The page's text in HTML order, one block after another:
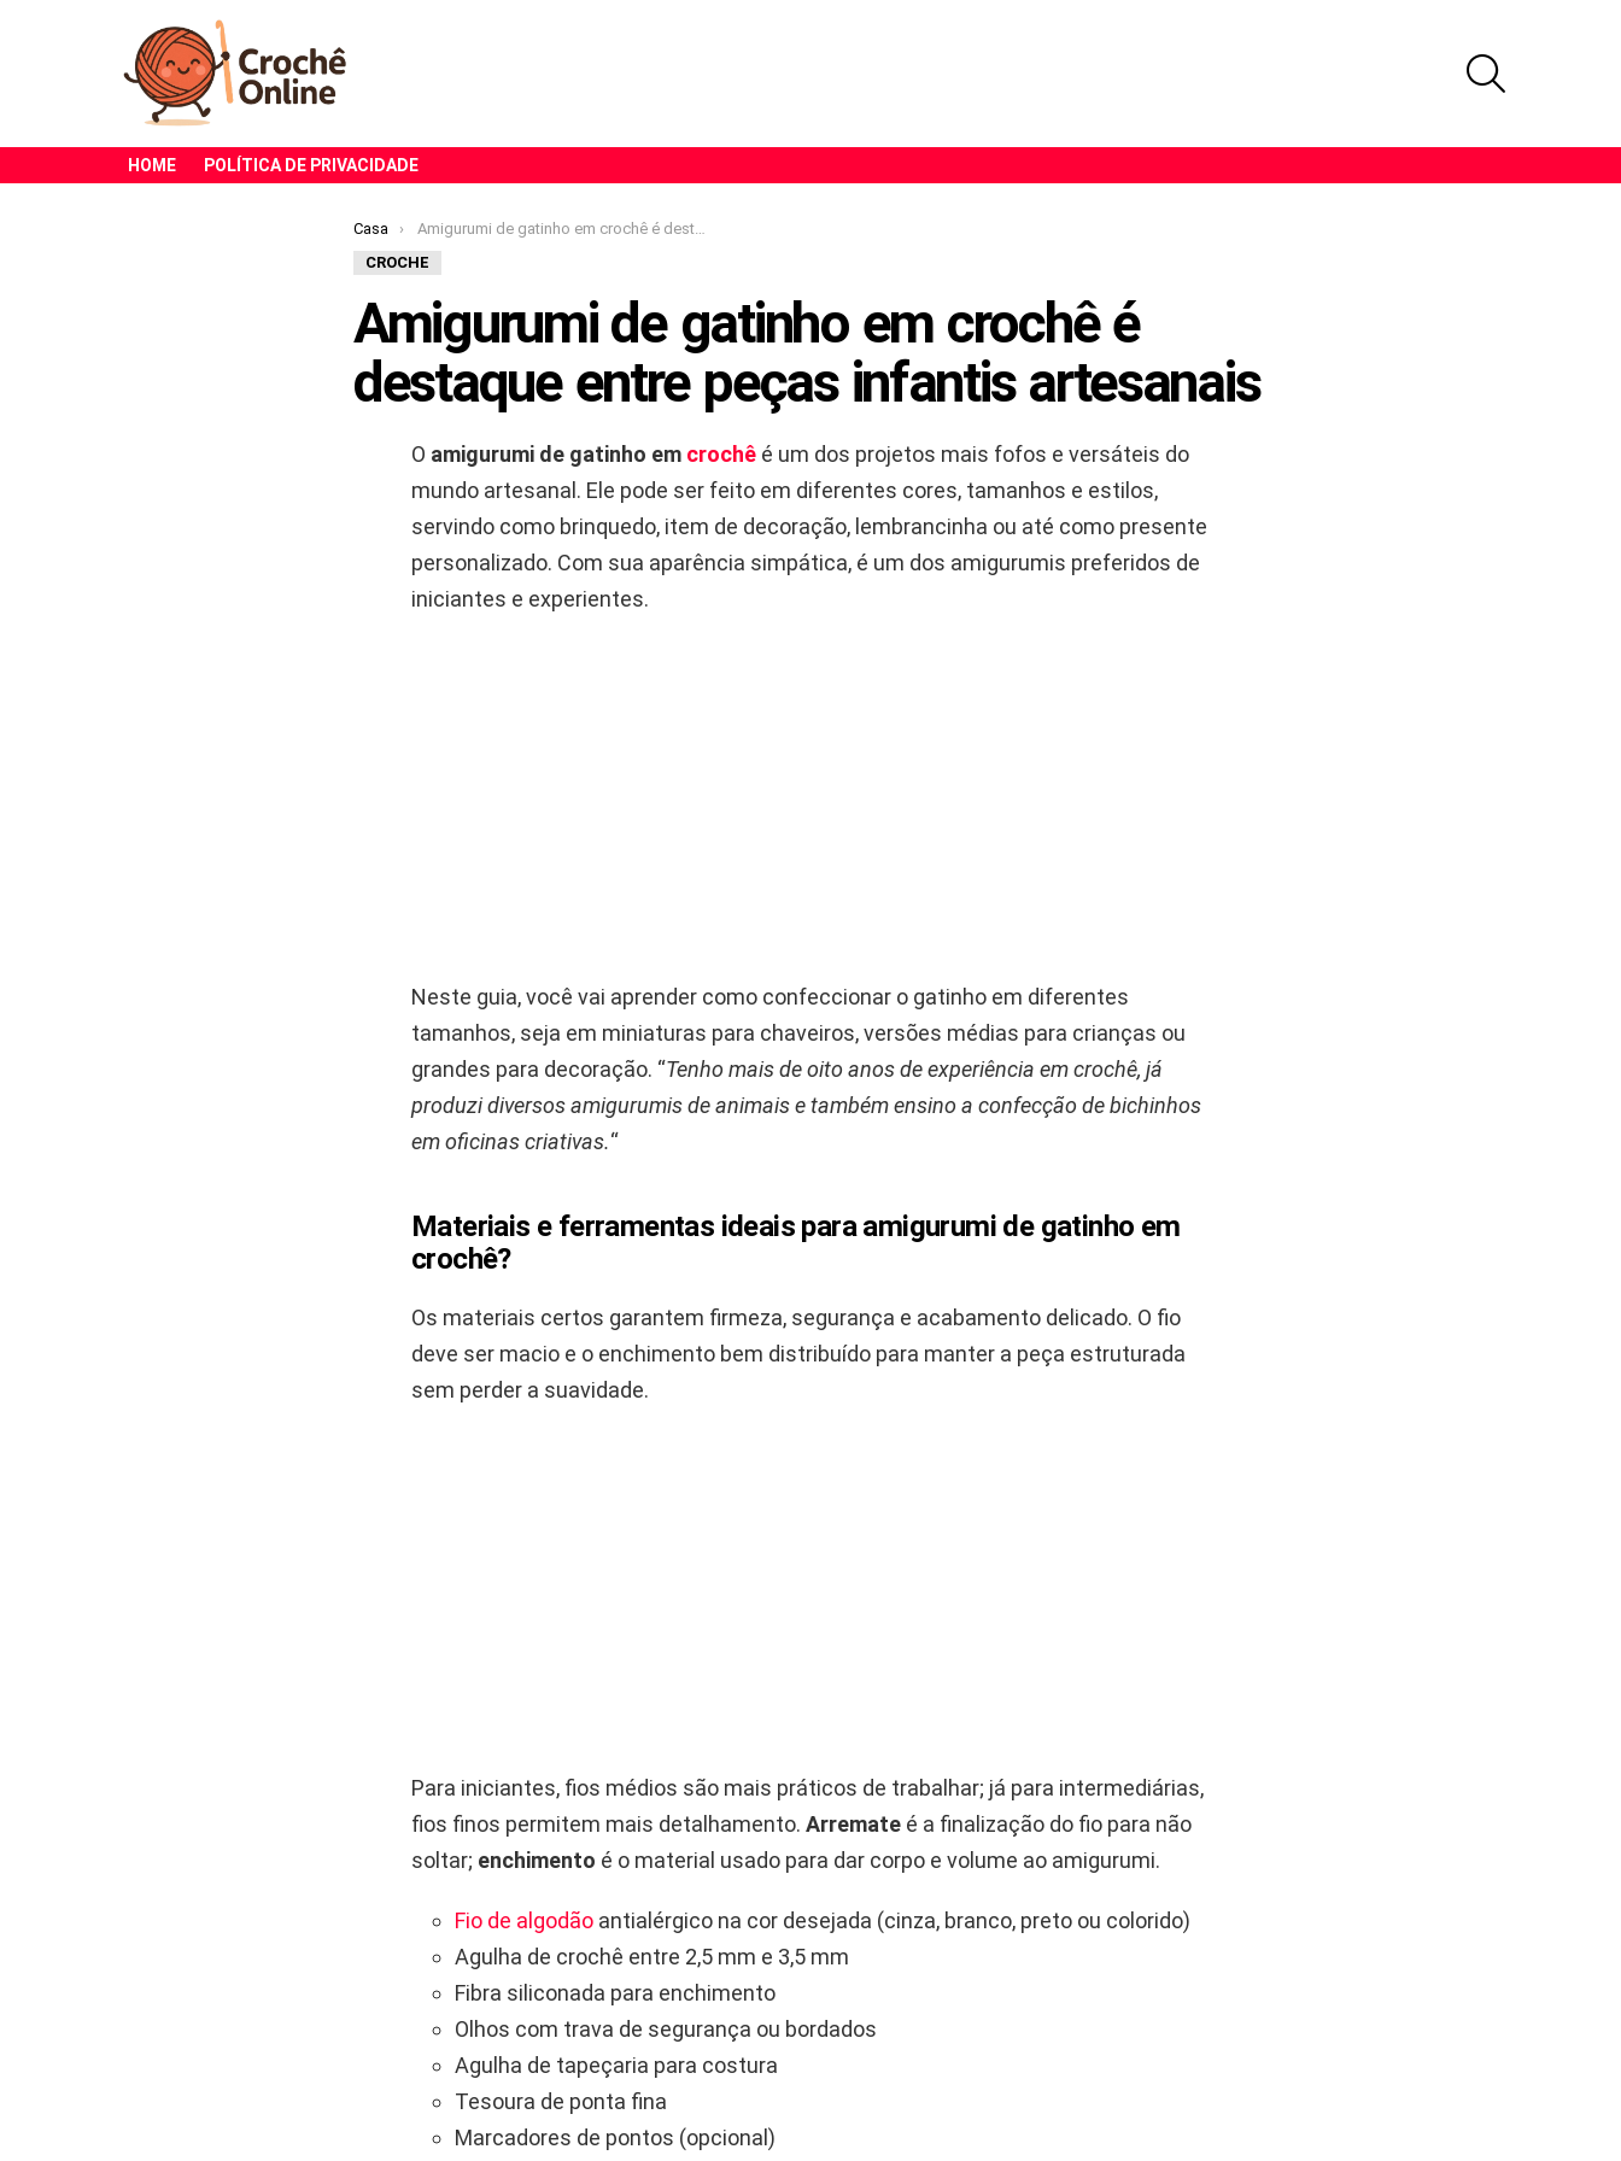
HOME POLÍTICA DE PRIVACIDADE
Você está aqui:
Casa
Amigurumi de gatinho em crochê é destaque entre peças infantis artesanais
CROCHE
Amigurumi de gatinho em crochê é
destaque entre peças infantis artesanais
O amigurumi de gatinho em crochê é um dos projetos mais fofos e versáteis do
mundo artesanal. Ele pode ser feito em diferentes cores, tamanhos e estilos,
servindo como brinquedo, item de decoração, lembrancinha ou até como presente
personalizado. Com sua aparência simpática, é um dos amigurumis preferidos de
iniciantes e experientes.
Neste guia, você vai aprender como confeccionar o gatinho em diferentes
tamanhos, seja em miniaturas para chaveiros, versões médias para crianças ou
grandes para decoração. “Tenho mais de oito anos de experiência em crochê, já
produzi diversos amigurumis de animais e também ensino a confecção de bichinhos
em oficinas criativas.“
Materiais e ferramentas ideais para amigurumi de gatinho em
crochê?
Os materiais certos garantem firmeza, segurança e acabamento delicado. O fio
deve ser macio e o enchimento bem distribuído para manter a peça estruturada
sem perder a suavidade.
Para iniciantes, fios médios são mais práticos de trabalhar; já para intermediárias,
fios finos permitem mais detalhamento. Arremate é a finalização do fio para não
soltar; enchimento é o material usado para dar corpo e volume ao amigurumi.
Fio de algodão antialérgico na cor desejada (cinza, branco, preto ou colorido)
Agulha de crochê entre 2,5 mm e 3,5 mm
Fibra siliconada para enchimento
Olhos com trava de segurança ou bordados
Agulha de tapeçaria para costura
Tesoura de ponta fina
Marcadores de pontos (opcional)